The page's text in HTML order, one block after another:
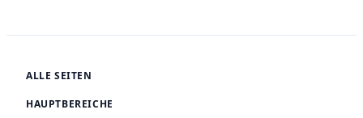
ALLE SEITEN
HAUPTBEREICHE